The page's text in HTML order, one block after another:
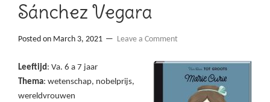
Sánchez Vegara
Posted on March 3, 2021 Leave a Comment
Leeftijd: Va. 6 a 7 jaar
Thema: wetenschap, nobelprijs,
wereldvrouwen